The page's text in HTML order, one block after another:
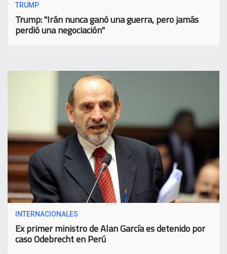
TRUMP
Trump: "Irán nunca ganó una guerra, pero jamás
perdió una negociación"
INTERNACIONALES
Ex primer ministro de Alan García es detenido por
caso Odebrecht en Perú